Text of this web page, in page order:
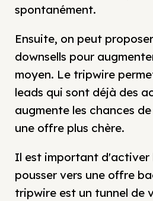
spontanément.
Ensuite, on peut
downsells pour
moyen. Le tripwire
leads qui sont déjà des
augmente les chances
une offre plus chère.
Il est important d'activer
pousser vers une offre
tripwire est un tunnel de